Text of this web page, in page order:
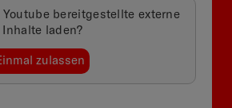
Youtubebereitgestellte externe
Inhalte laden?
zulassen